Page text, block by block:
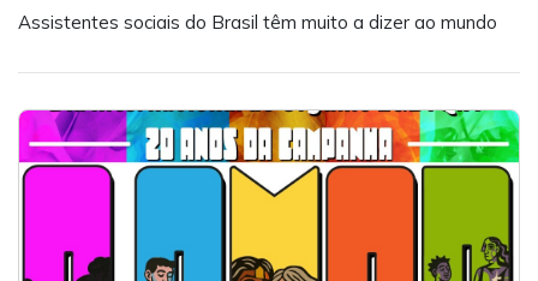
Assistentes sociais do Brasil têm muito a dizer ao mundo